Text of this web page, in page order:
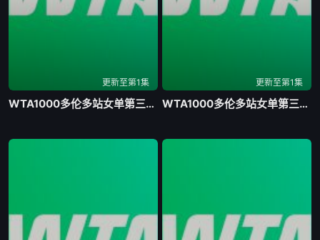
更新至第1集
WTA1000多伦多站女单第三轮 麦克纳莉1-2伊埃拉20260808
更新至第1集
WTA1000多伦多站女单第三轮 斯维托丽娜2-0波塔波娃20260807